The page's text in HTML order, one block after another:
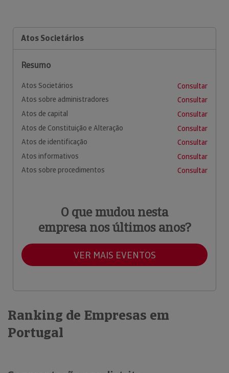
Atos Societários
Resumo
Atos Societários
Consultar
Atos sobre administradores
Consultar
Atos de capital
Consultar
Atos de Constituição e Alteração
Consultar
Atos de identificação
Consultar
Atos informativos
Consultar
Atos sobre procedimentos
Consultar
O que mudou nesta
empresa nos últimos anos?
VER MAIS EVENTOS
Ranking de Empresas em
Portugal